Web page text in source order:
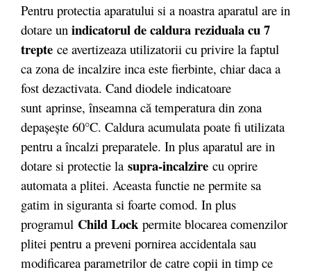
Pentru protectia aparatului si a noastra aparatul are in
dotare un indicatorul de caldura reziduala cu 7
trepte ce avertizeaza utilizatorii cu privire la faptul
ca zona de incalzire inca este fierbinte, chiar daca a
fost dezactivata. Cand diodele indicatoare
sunt aprinse, înseamna că temperatura din zona
depaşeşte 60°C. Caldura acumulata poate fi utilizata
pentru a încalzi preparatele. In plus aparatul are in
dotare si protectie la supra-incalzire cu oprire
automata a plitei. Aceasta functie ne permite sa
gatim in siguranta si foarte comod. In plus
programul Child Lock permite blocarea comenzilor
plitei pentru a preveni pornirea accidentala sau
modificarea parametrilor de catre copii in timp ce